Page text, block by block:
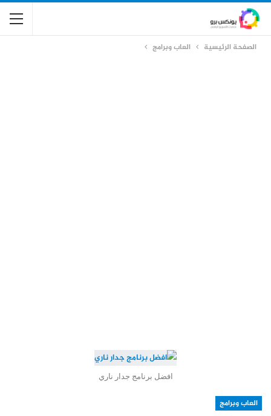
الصفحة الرئيسية العاب وبرامج
افضل برنامج جدار ناري
العاب وبرامج